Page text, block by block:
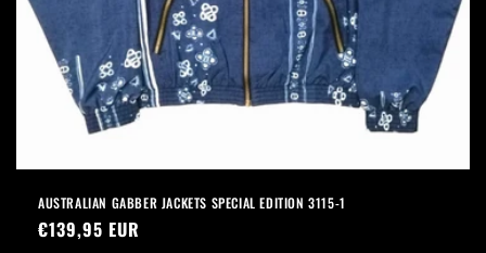
AUSTRALIAN GABBER JACKETS SPECIAL EDITION 3115-1
Prezzo
€139,95 EUR